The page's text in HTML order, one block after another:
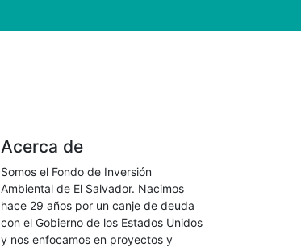
Acerca de
Somos el Fondo de Inversión
Ambiental de El Salvador. Nacimos
hace 29 años por un canje de deuda
con el Gobierno de los Estados Unidos
y nos enfocamos en proyectos y